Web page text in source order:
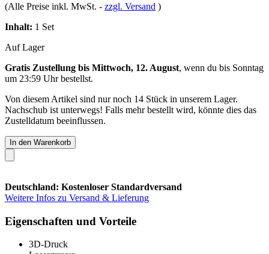
(Alle Preise inkl. MwSt. - zzgl. Versand )
Inhalt: 1 Set
Auf Lager
Gratis Zustellung bis Mittwoch, 12. August, wenn du bis Sonntag
um 23:59 Uhrbestellst.
Von diesem Artikel sind nur noch 14 Stück in unserem Lager.
Nachschub ist unterwegs! Falls mehr bestellt wird, könnte dies das
Zustelldatum beeinflussen.
In den Warenkorb
Deutschland: Kostenloser Standardversand
Weitere Infos zu Versand & Lieferung
Eigenschaften und Vorteile
3D-Druck